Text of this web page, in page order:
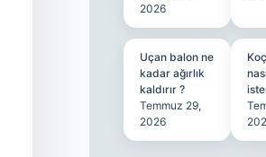
2026
Uçan balon ne
kadar ağırlık
kaldırır ?
Temmuz 29,
2026